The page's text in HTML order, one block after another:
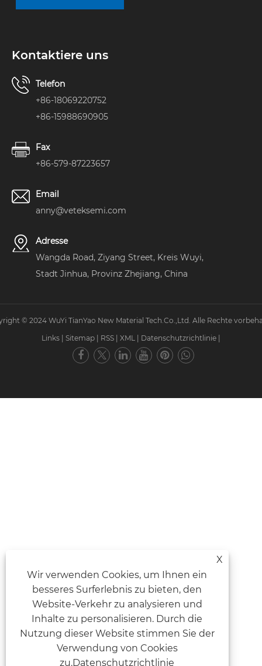
Kontaktiere uns
Telefon
+86-18069220752
+86-15988690905
Fax
+86-579-87223657
Email
anny@veteksemi.com
Adresse
Wangda Road, Ziyang Street, Kreis Wuyi,
Stadt Jinhua, Provinz Zhejiang, China
© 2024 WuYi TianYao New Material Tech.Co.,Ltd. Alle Rechte
Links
Sitemap RSS XML Datenschutzrichtlinie
X
Wir verwenden Cookies, um Ihnen ein
besseres Surferlebnis zu bieten, den
Website-Verkehr zu analysieren und
Inhalte zu personalisieren. Durch die
Nutzung dieser Website stimmen Sie der
Verwendung von Cookies
zu.Datenschutzrichtlinie